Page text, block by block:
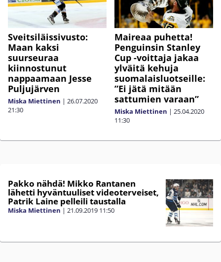
Sveitsiläissivusto:
Maan kaksi
suurseuraa
kiinnostunut
nappaamaan Jesse
Puljujärven
Miska Miettinen | 26.07.2020
21:30
Maireaa puhetta!
Penguinsin Stanley
Cup -voittaja jakaa
ylväitä kehuja
suomalaisluotseille:
”Ei jätä mitään
sattumien varaan”
Miska Miettinen | 25.04.2020
11:30
Pakko nähdä! Mikko Rantanen
lähetti hyväntuuliset videoterveiset,
Patrik Laine pelleili taustalla
Miska Miettinen | 21.09.2019 11:50